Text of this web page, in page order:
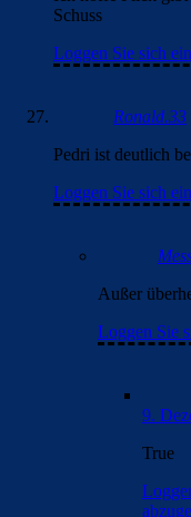
Schuss
Loggen Sie sich
Ronald.33
Pedri ist deutlich
Loggen Sie sich
Außer
Loggen Sie
9.
True